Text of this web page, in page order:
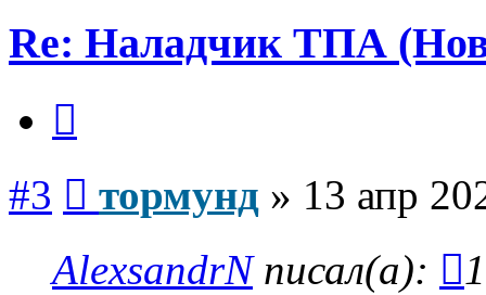
Re: Наладчик ТПА
#3 тормунд » 13 апр
AlexsandrNписал(а):